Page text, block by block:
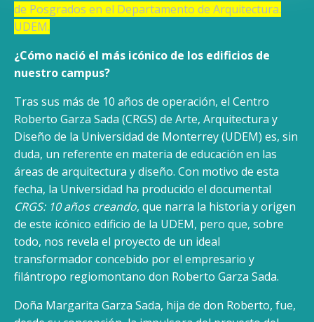
de Posgrados en el Departamento de Arquitectura.
UDEM.
¿Cómo nació el más icónico de los edificios de
nuestro campus?
Tras sus más de 10 años de operación, el Centro
Roberto Garza Sada (CRGS) de Arte, Arquitectura y
Diseño de la Universidad de Monterrey (UDEM) es, sin
duda, un referente en materia de educación en las
áreas de arquitectura y diseño. Con motivo de esta
fecha, la Universidad ha producido el documental
CRGS: 10 años creando, que narra la historia y origen
de este icónico edificio de la UDEM, pero que, sobre
todo, nos revela el proyecto de un ideal
transformador concebido por el empresario y
filántropo regiomontano don Roberto Garza Sada.
Doña Margarita Garza Sada, hija de don Roberto, fue,